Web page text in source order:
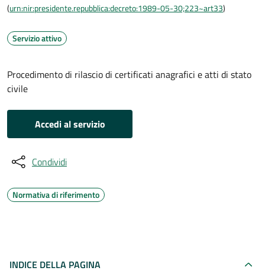
(urn:nir:presidente.repubblica:decreto:1989-05-30;223~art33)
Servizio attivo
Procedimento di rilascio di certificati anagrafici e atti di stato
civile
Accedi al servizio
Condividi
Normativa di riferimento
INDICE DELLA PAGINA